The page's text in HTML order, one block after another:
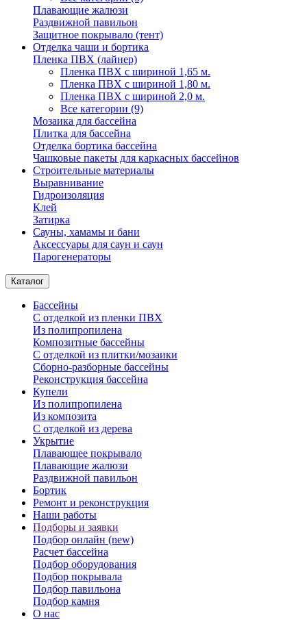
Плавающие жалюзи
Раздвижной павильон
Защитное покрывало (тент)
Отделка чаши и бортика
Пленка ПВХ (лайнер)
Пленка ПВХ с шириной 1,65 м.
Пленка ПВХ с шириной 1,80 м.
Пленка ПВХ с шириной 2,0 м.
Все категории (9)
Мозаика для бассейна
Плитка для бассейна
Отделка бортика бассейна
Чашковые пакеты для каркасных бассейнов
Строительные материалы
Выравнивание
Гидроизоляция
Клей
Затирка
Сауны, хамамы и бани
Аксессуары для саун и саун
Парогенераторы
Каталог
Бассейны
С отделкой из пленки ПВХ
Из полипропилена
Композитные бассейны
С отделкой из плитки/мозаики
Сборно-разборные бассейны
Реконструкция бассейна
Купели
Из полипропилена
Из композита
С отделкой из дерева
Укрытие
Плавающее покрывало
Плавающие жалюзи
Раздвижной павильон
Бортик
Ремонт и реконструкция
Наши работы
Подборы и заявки
Подбор онлайн (new)
Расчет бассейна
Подбор оборудования
Подбор покрывала
Подбор павильона
Подбор камня
О нас